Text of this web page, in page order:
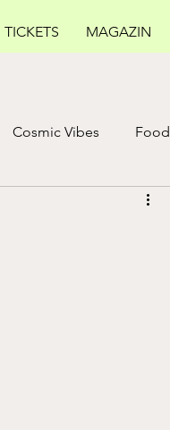
TICKETS MAGAZIN
Cosmic Vibes Food